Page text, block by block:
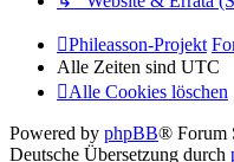
Phileasson-Projekt
Alle Zeiten sind UTC
Alle Cookies löschen
Powered by phpBB® Forum
Deutsche Übersetzung durch